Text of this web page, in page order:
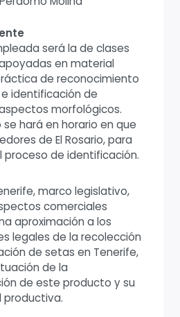
será la de clases
en material
de reconocimiento
identificación de
morfológicos.
hará en horario en que
de El Rosario, para
proceso de identificación.
marco legislativo,
comerciales
aproximación a los
legales de la recolección
de setas en Tenerife,
de la
de este producto y su